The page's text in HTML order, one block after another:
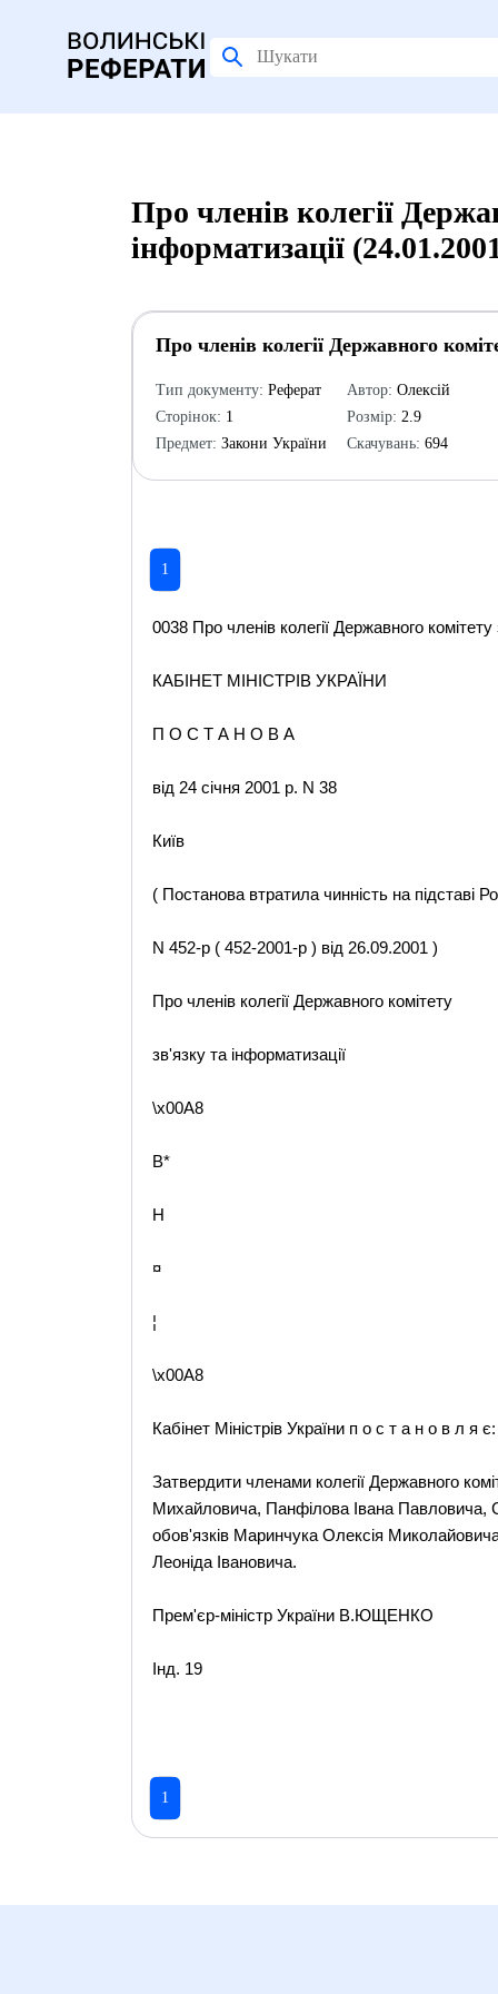
Про членів колегії
інформатизації
Про членів колегії Державного
Тип документу: Реферат
Сторінок: 1
Предмет: Закони України
Автор: Олексій
Розмір: 2.9
Скачувань: 694
1
0038 Про членів колегії Державного
КАБІНЕТ МІНІСТРІВ УКРАЇНИ
П О С Т А Н О В А
від 24 січня 2001 р. N 38
Київ
( Постанова втратила чинність на підставі
N 452-р ( 452-2001-р ) від 26.09.2001 )
Про членів колегії Державного комітету
зв'язку та інформатизації
\x00A8
B*
H
¤
¦
\x00A8
Кабінет Міністрів України п о с т а н о в л я є:
Затвердити членами колегії Державного
Михайловича, Панфілова Івана
обов'язків Маринчука Олексія
Леоніда Івановича.
Прем'єр-міністр України В.ЮЩЕНКО
Інд. 19
1